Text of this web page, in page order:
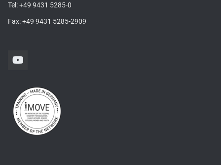
Tel:+49 9431 5285-0
Fax: +49 9431 5285-2909